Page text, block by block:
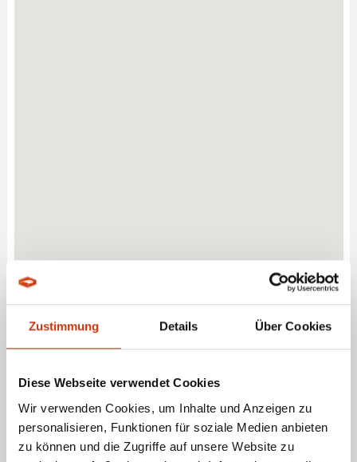
Zustimmung Details Über Cookies
Diese Webseite verwendet Cookies
Wir verwenden Cookies, um Inhalte und Anzeigen zu
personalisieren, Funktionen für soziale Medien anbieten
zu können und die Zugriffe auf unsere Website zu
ANGELBEDARF UND ZUBEHÖR
ANGEBOTE LEISTUNGEN